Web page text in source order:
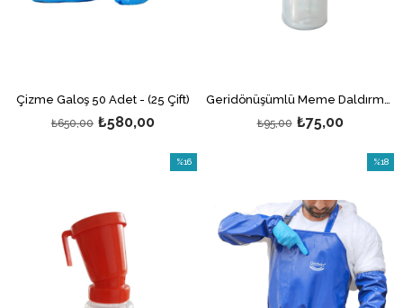
Çizme Galoş 50 Adet - (25 Çift)
₺580,00
₺650,00 ₺75,00
₺95,00
%16
%18